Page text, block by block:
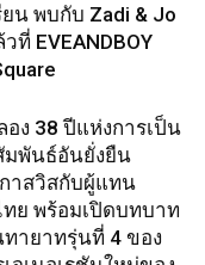
น พบกับ Zadi & Jo
ที่ EVEANDBOY
อง 38 ปีแห่งการเป็น
พันธ์อันยั่งยืน
าสวิสกับผู้แทน
ย พร้อมเปิดบทบาท
ายาทรุ่นที่ 4 ของ